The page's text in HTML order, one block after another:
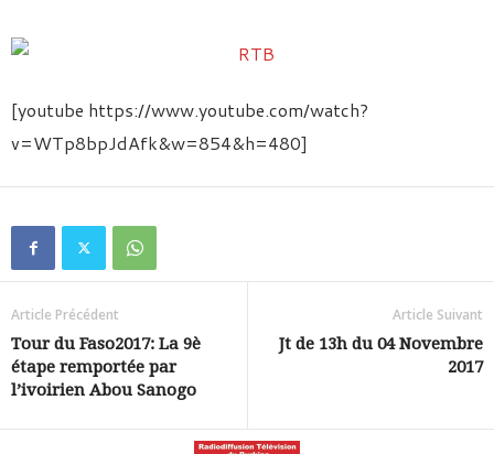
[youtube https://www.youtube.com/watch?
v=WTp8bpJdAfk&w=854&h=480]
Article Précédent
Tour du Faso2017: La 9è
étape remportée par
l’ivoirien Abou Sanogo
Article Suivant
Jt de 13h du 04 Novembre
2017